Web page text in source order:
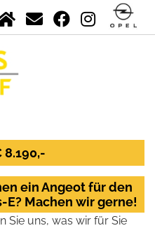
8.190,-
ein Angeot für den
E? Machen wir gerne!
Sie uns, was wir für Sie